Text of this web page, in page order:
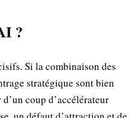
?
Si la combinaison des
stratégique sont bien
coup d’accélérateur